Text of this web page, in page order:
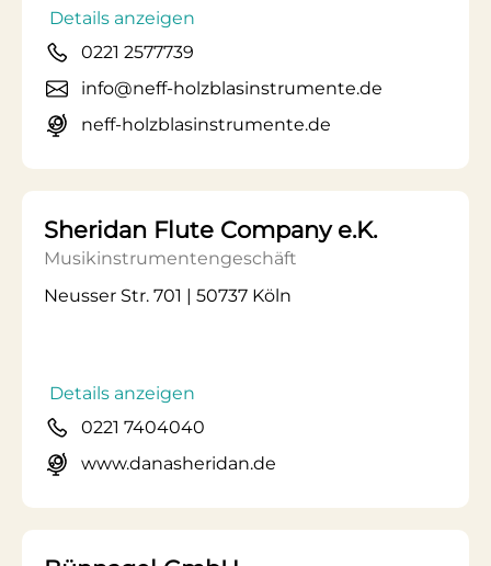
Details anzeigen
0221 2577739
info@neff-holzblasinstrumente.de
neff-holzblasinstrumente.de
Sheridan Flute Company e.K.
Musikinstrumentengeschäft
Neusser Str. 701 | 50737 Köln
Details anzeigen
0221 7404040
www.danasheridan.de